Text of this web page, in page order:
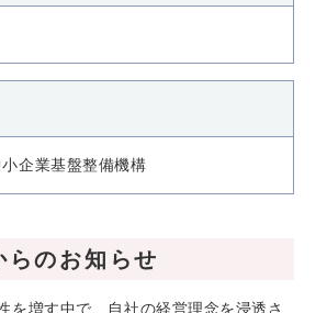
企業基盤整備機構
らのお知らせ
を増す中で、自社の経営理念を浸透さ